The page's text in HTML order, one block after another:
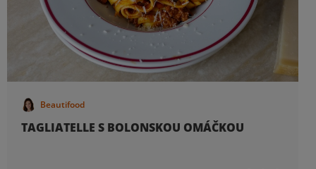
Beautifood
TAGLIATELLE S BOLONSKOU OMÁČKOU